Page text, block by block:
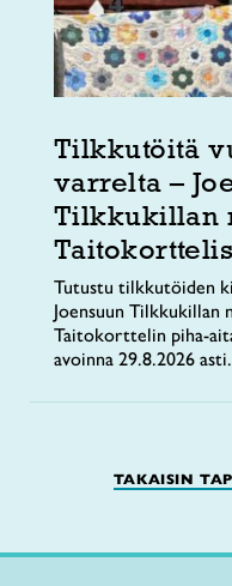
Tilkkutöitä
varrelta –
Tilkkukillan
Tutustu tilkkutöiden
Joensuun Tilkkukillan
Taitokorttelin piha-
avoinna 29.8.2026 asti.
TAKAISIN